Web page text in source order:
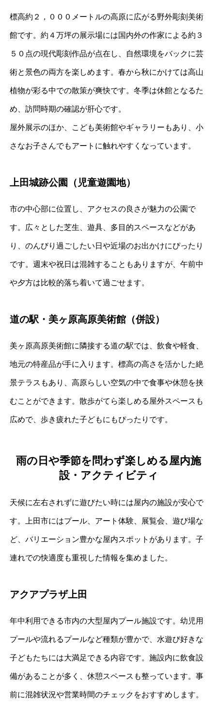
標高約２，０００メートルの高原に広がる野外彫刻美術
館です。約４万坪の展示場には国内外の作家による約３
５０点の現代彫刻作品が点在し、自然環境をバックに芸
術と景色の両方を楽しめます。春から秋にかけては高山
植物が彩る中での散策が爽快です。冬季は休館となるた
め、訪問時期の確認が肝心です。
屋外展示のほか、こども美術館やギャラリーもあり、小
さなお子さんでもアートに触れやすくなっています。
上田城跡公園（児童遊園地）
市の中心部に位置し、アクセスの良さが魅力の公園で
す。広々とした芝生、遊具、多目的スペースなどがあ
り、のんびり過ごしたい日や近場のお出かけにぴったり
です。週末や祝日は混雑することもありますが、午前中
や夕方は比較的落ち着いて過ごせます。
道の駅・美ヶ原高原美術館（併設）
美ヶ原高原美術館に隣接する道の駅では、飲食や軽食、
地元の特産品が手に入ります。標高の高さを活かした絶
景テラスもあり、高原らしい空気の中で食事や休憩を挟
むことができます。散歩がてら楽しめる屋外スペースも
広めで、歩き疲れた子どもにもぴったりです。
雨の日や季節を問わず楽しめる屋内施
設・アクティビティ
天候に左右されずに遊びたい時には屋内の施設が安心で
す。上田市にはプール、アート体験、展覧会、遊び場な
ど、バリエーション豊かな屋内スポットがあります。子
連れでの快適度も重視した情報を集めました。
アクアプラザ上田
年中利用できる市内の大型屋内プール施設です。幼児用
プールや流れるプールなど種類が豊かで、水遊び好きな
子どもたちには大満足できる内容です。施設内に飲食設
備があることが多く、休憩スペースも整っています。事
前に混雑状況や営業時間のチェックをおすすめします。